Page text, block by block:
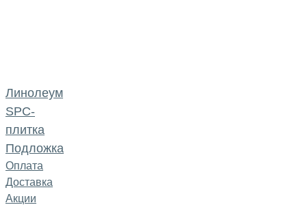
Линолеум
SPC-
плитка
Подложка
Оплата
Доставка
Акции